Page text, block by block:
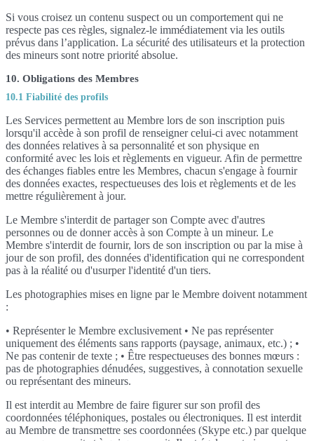
Si vous croisez un contenu suspect ou un comportement qui ne
respecte pas ces règles, signalez-le immédiatement via les outils
prévus dans l’application. La sécurité des utilisateurs et la protection
des mineurs sont notre priorité absolue.
10. Obligations des Membres
10.1 Fiabilité des profils
Les Services permettent au Membre lors de son inscription puis
lorsqu'il accède à son profil de renseigner celui-ci avec notamment
des données relatives à sa personnalité et son physique en
conformité avec les lois et règlements en vigueur. Afin de permettre
des échanges fiables entre les Membres, chacun s'engage à fournir
des données exactes, respectueuses des lois et règlements et de les
mettre régulièrement à jour.
Le Membre s'interdit de partager son Compte avec d'autres
personnes ou de donner accès à son Compte à un mineur. Le
Membre s'interdit de fournir, lors de son inscription ou par la mise à
jour de son profil, des données d'identification qui ne correspondent
pas à la réalité ou d'usurper l'identité d'un tiers.
Les photographies mises en ligne par le Membre doivent notamment
:
• Représenter le Membre exclusivement • Ne pas représenter
uniquement des éléments sans rapports (paysage, animaux, etc.) ; •
Ne pas contenir de texte ; • Être respectueuses des bonnes mœurs :
pas de photographies dénudées, suggestives, à connotation sexuelle
ou représentant des mineurs.
Il est interdit au Membre de faire figurer sur son profil des
coordonnées téléphoniques, postales ou électroniques. Il est interdit
au Membre de transmettre ses coordonnées (Skype etc.) par quelque